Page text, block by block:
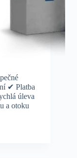
✔ Platba
úleva
a otoku